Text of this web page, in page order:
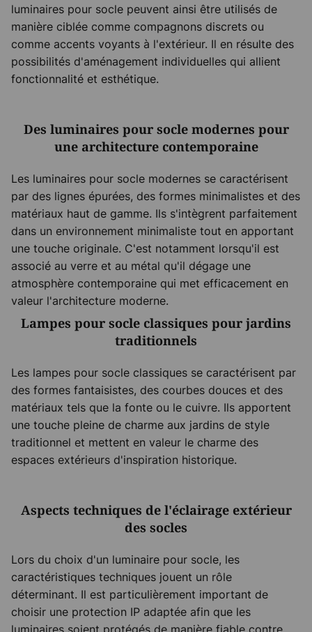
luminaires pour socle peuvent ainsi être utilisés de
manière ciblée comme compagnons discrets ou
comme accents voyants à l'extérieur. Il en résulte des
possibilités d'aménagement individuelles qui allient
fonctionnalité et esthétique.
Des luminaires pour socle modernes pour
une architecture contemporaine
Les luminaires pour socle modernes se caractérisent
par des lignes épurées, des formes minimalistes et des
matériaux haut de gamme. Ils s'intègrent parfaitement
dans un environnement minimaliste tout en apportant
une touche originale. C'est notamment lorsqu'il est
associé au verre et au métal qu'il dégage une
atmosphère contemporaine qui met efficacement en
valeur l'architecture moderne.
Lampes pour socle classiques pour jardins
traditionnels
Les lampes pour socle classiques se caractérisent par
des formes fantaisistes, des courbes douces et des
matériaux tels que la fonte ou le cuivre. Ils apportent
une touche pleine de charme aux jardins de style
traditionnel et mettent en valeur le charme des
espaces extérieurs d'inspiration historique.
Aspects techniques de l'éclairage extérieur
des socles
Lors du choix d'un luminaire pour socle, les
caractéristiques techniques jouent un rôle
déterminant. Il est particulièrement important de
choisir une protection IP adaptée afin que les